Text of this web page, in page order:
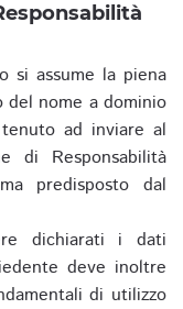
si assume la piena
del nome a dominio
ad inviare al
di Responsabilità
predisposto dal
dichiarati i dati
deve inoltre
di utilizzo